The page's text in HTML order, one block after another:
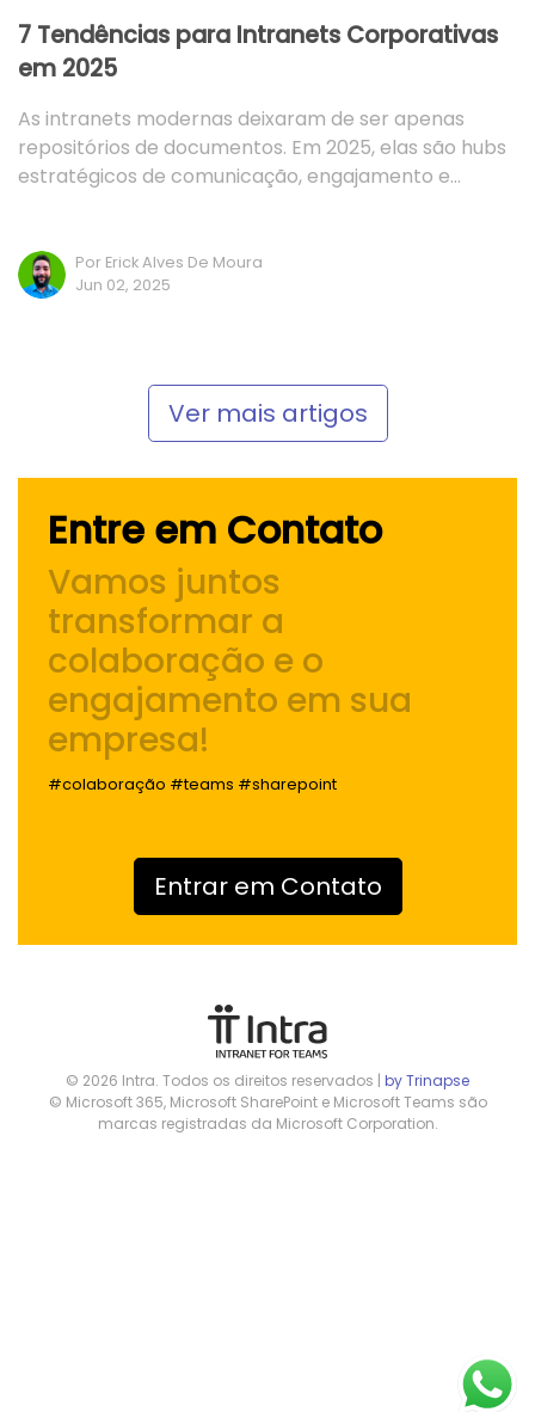
7 Tendências para Intranets Corporativas
em 2025
As intranets modernas deixaram de ser apenas
repositórios de documentos. Em 2025, elas são hubs
estratégicos de comunicação, engajamento e…
Por Erick Alves De Moura
Jun 02, 2025
Ver mais artigos
Entre em Contato
Vamos juntos
transformar a
colaboração e o
engajamento em sua
empresa!
#colaboração #teams #sharepoint
Entrar em Contato
© 2026 Intra. Todos os direitos reservados | by Trinapse
© Microsoft 365, Microsoft SharePoint e Microsoft Teams são
marcas registradas da Microsoft Corporation.